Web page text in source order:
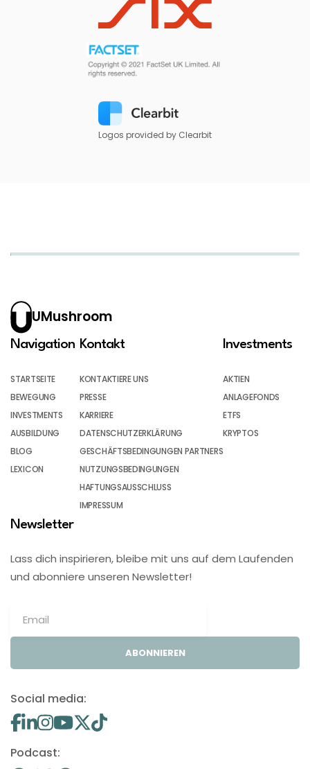
Logos provided by Clearbit
UMushroom
Navigation
STARTSEITE
BEWEGUNG
INVESTMENTS
AUSBILDUNG
BLOG
LEXICON
Kontakt
KONTAKTIERE UNS
PRESSE
KARRIERE
DATENSCHUTZERKLÄRUNG
GESCHÄFTSBEDINGUNGEN PARTNERS
NUTZUNGSBEDINGUNGEN
HAFTUNGSAUSSCHLUSS
IMPRESSUM
Investments
AKTIEN
ANLAGEFONDS
ETFS
KRYPTOS
Newsletter
Lass dich inspirieren, bleibe mit uns auf dem Laufenden
und abonniere unseren Newsletter!
ABONNIEREN
Social media:
Podcast: